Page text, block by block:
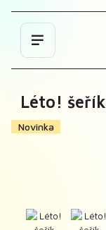
Léto! šeřík
Novinka